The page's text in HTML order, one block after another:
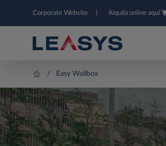
Corporate Website Alquila online aquí
Easy Wallbox